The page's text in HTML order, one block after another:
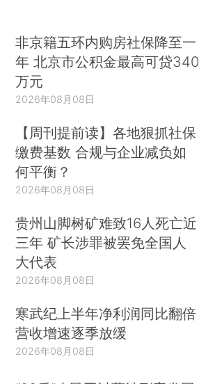
非京籍五环内购房社保降至一
年 北京市公积金最高可贷340
万元
2026年08月08日
【周刊提前读】各地狠抓社保
缴费基数 合规与企业减负如
何平衡？
2026年08月08日
贵州山脚树矿难致16人死亡近
三年 矿长涉罪被罢免全国人
大代表
2026年08月08日
寒武纪上半年净利润同比翻倍
营收增速逐季放缓
2026年08月08日